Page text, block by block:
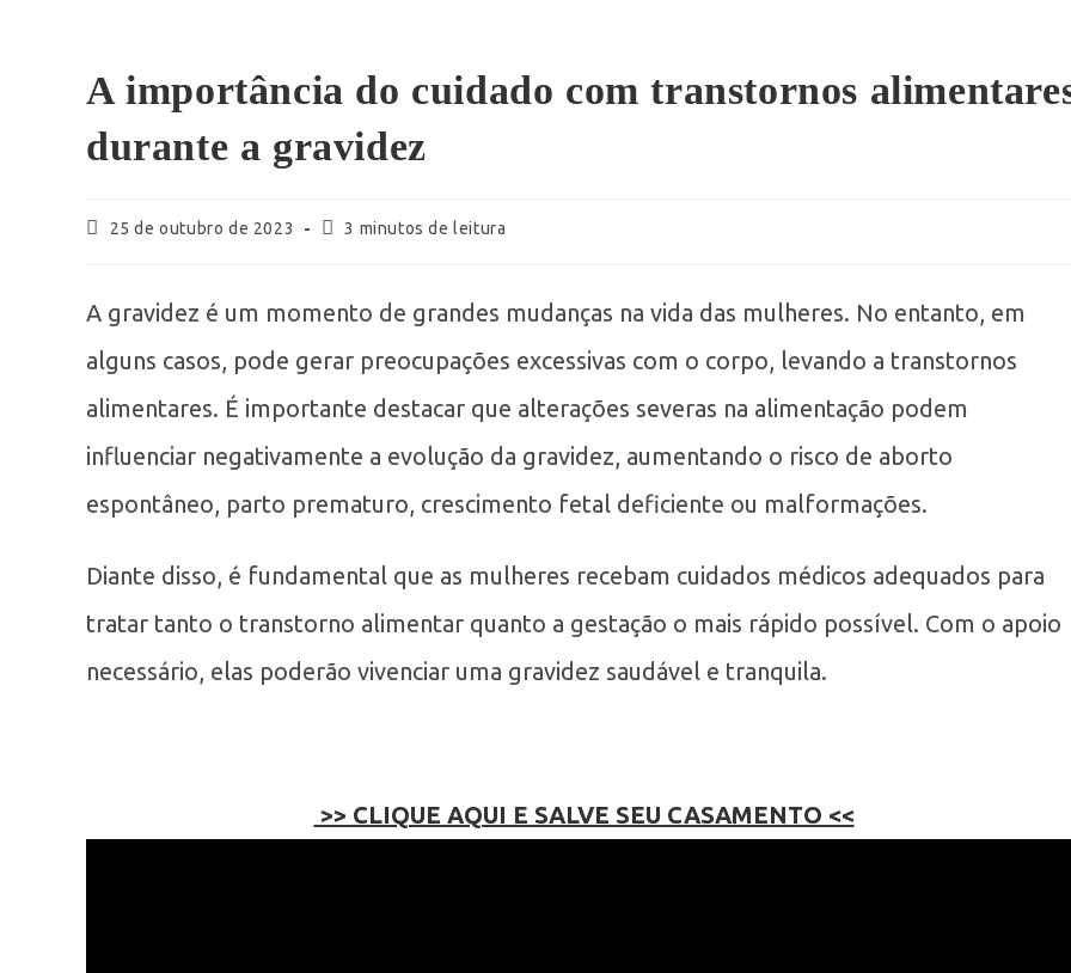
A importância do cuidado com transtornos
durante a gravidez
25 de outubro de 2023 3 minutos de leitura
A gravidez é um momento de grandes mudanças na vida das mulheres. No entanto, em
alguns casos, pode gerar preocupações excessivas com o corpo, levando a transtornos
alimentares. É importante destacar que alterações severas na alimentação podem
influenciar negativamente a evolução da gravidez, aumentando o risco de aborto
espontâneo, parto prematuro, crescimento fetal deficiente ou malformações.
Diante disso, é fundamental que as mulheres recebam cuidados médicos adequados para
tratar tanto o transtorno alimentar quanto a gestação o mais rápido possível. Com o apoio
necessário, elas poderão vivenciar uma gravidez saudável e tranquila.
>> CLIQUE AQUI E SALVE SEU CASAMENTO <<